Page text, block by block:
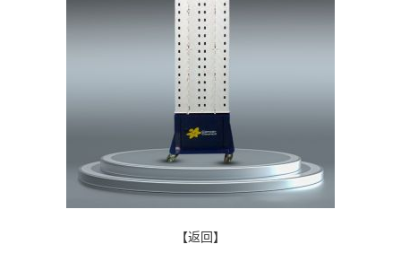
【返回】